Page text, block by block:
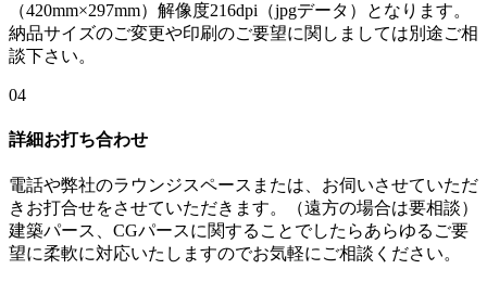
（420mm×297mm）解像度216dpi（jpgデータ）となります。
納品サイズのご変更や印刷のご要望に関しましては別途ご相
談下さい。
04
詳細お打ち合わせ
電話や弊社のラウンジスペースまたは、お伺いさせていただ
きお打合せをさせていただきます。（遠方の場合は要相談）
建築パース、CGパースに関することでしたらあらゆるご要
望に柔軟に対応いたしますのでお気軽にご相談ください。